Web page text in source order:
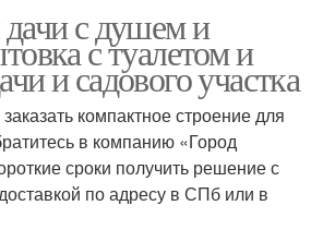
с душем и
с туалетом и
и садового участка
компактное строение для
в компанию «Город
сроки получить решение с
по адресу в СПб или в